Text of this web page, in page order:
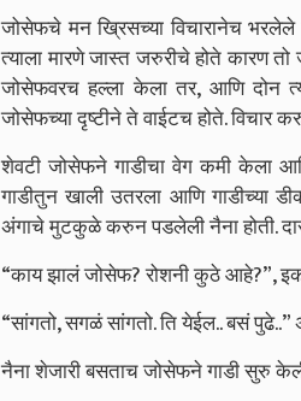
जोसेफचे मन ख्रिसच्या विचारानेच भरलेले
त्याला मारणे जास्त जरुरीचे होते कारण
जोसेफवरच हल्ला केला तर, आणि दोन
जोसेफच्या दृष्टीने ते वाईटच होते.
शेवटी जोसेफने गाडीचा वेग कमी केला
गाडीतुन खाली उतरला आणि गाडीच्या
अंगाचे मुटकुळे करुन पडलेली नैना होती.
“काय झालं जोसेफ? रोशनी कुठे आहे?”,
“सांगतो, सगळं सांगतो. ति येईल.. बसं
नैना शेजारी बसताच जोसेफने गाडी सुरु